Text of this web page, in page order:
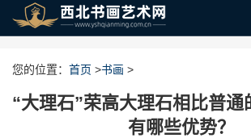
您的位置： 首页 >书画 >
“大理石”荣高大理石相比普通
有哪些优势？